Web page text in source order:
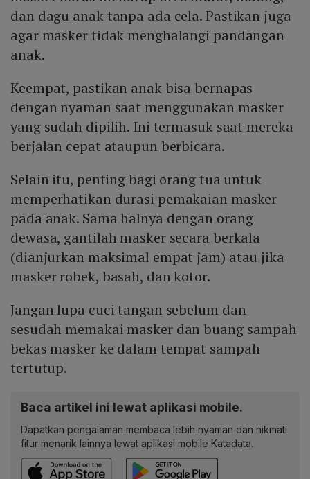
dan dagu anak tanpa ada cela. Pastikan juga
agar masker tidak menghalangi pandangan
anak.
Keempat, pastikan anak bisa bernapas
dengan nyaman saat menggunakan masker
yang sudah dipilih. Ini termasuk saat mereka
berjalan cepat ataupun berbicara.
Selain itu, penting bagi orang tua untuk
memperhatikan durasi pemakaian masker
pada anak. Sama halnya dengan orang
dewasa, gantilah masker secara berkala
(dianjurkan maksimal empat jam) atau jika
masker robek, basah, dan kotor.
Jangan lupa cuci tangan sebelum dan
sesudah memakai masker dan buang sampah
bekas masker ke dalam tempat sampah
tertutup.
Baca artikel ini lewat aplikasi mobile.
Dapatkan pengalaman membaca lebih nyaman dan nikmati
fitur menarik lainnya lewat aplikasi mobile Katadata.